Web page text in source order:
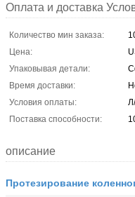
Оплата и доставка
Количество мин заказа:
Цена:
Упаковывая детали:
Время доставки:
Условия оплаты:
Поставка способности:
описание
Протезирование